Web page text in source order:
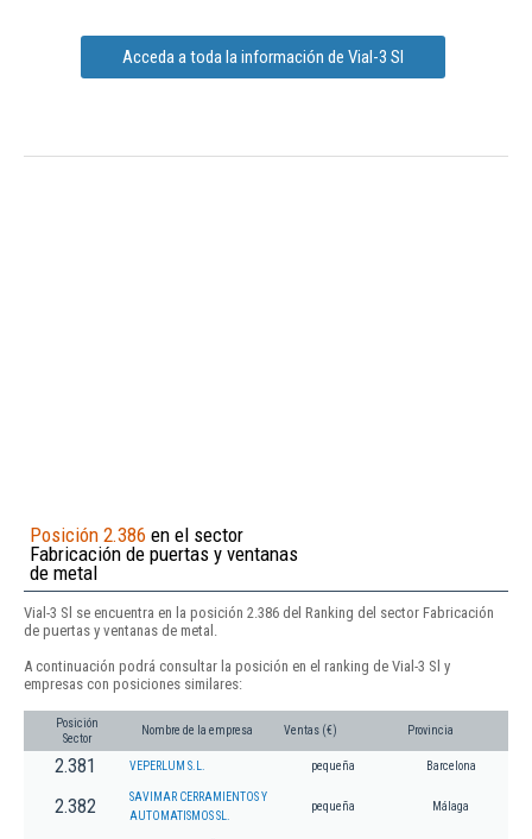
Acceda a toda la información de Vial-3 Sl
Posición 2.386 en el sector
Fabricación de puertas y ventanas
de metal
Vial-3 Sl se encuentra en la posición 2.386 del Ranking del sector Fabricación
de puertas y ventanas de metal.
A continuación podrá consultar la posición en el ranking de Vial-3 Sl y
empresas con posiciones similares:
Posición
Sector
Nombre de la empresa Ventas (€) Provincia
2.381 VEPERLUM S.L. pequeña Barcelona
2.382
SAVIMAR CERRAMIENTOS Y
AUTOMATISMOS SL.
pequeña Málaga